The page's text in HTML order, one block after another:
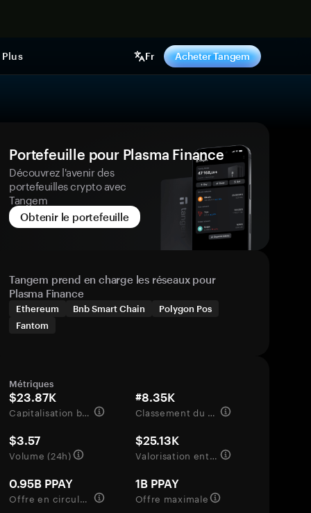
Plus Fr Acheter Tangem
Portefeuille pour Plasma Finance
Découvrez l'avenir des
portefeuilles crypto avec
Tangem
Obtenir le portefeuille
Tangem prend en charge les réseaux pour
Plasma Finance
Ethereum Bnb Smart Chain
Polygon Pos
Fantom
Métriques
$23.87K
Capitalisation boursière
#8.35K
Classement du marché
$3.57
Volume (24h)
$25.13K
Valorisation entièrement diluée
0.95B PPAY
Offre en circulation
1B PPAY
Offre maximale